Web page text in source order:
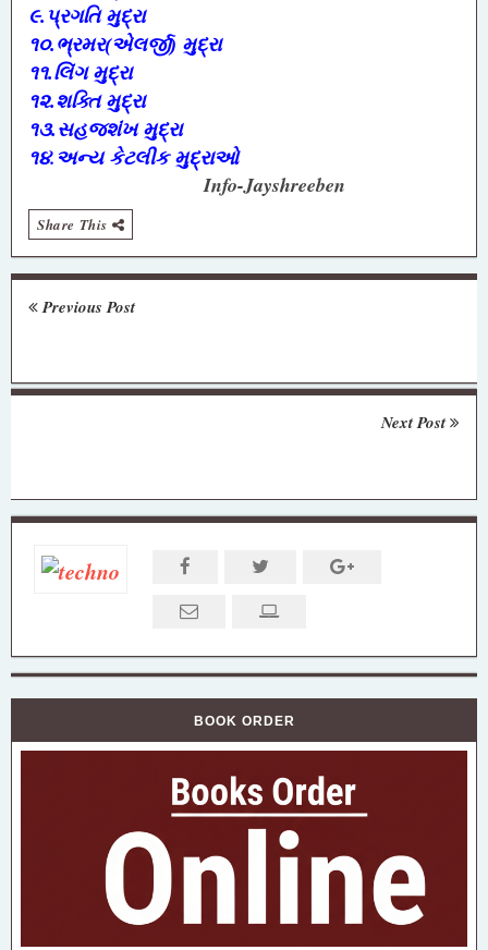
૯.પ્રગતિ મુદ્રા
૧૦.ભ્રમર(એલર્જી) મુદ્રા
૧૧.લિંગ મુદ્રા
૧૨.શક્તિ મુદ્રા
૧૩.સહજશંખ મુદ્રા
૧૪. અન્ય કેટલીક મુદ્રાઓ
Info-Jayshreeben
Share This
Previous Post
Next Post
BOOK ORDER